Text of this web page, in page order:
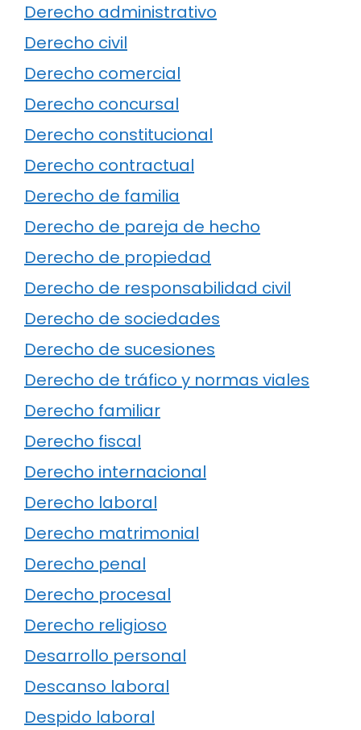
Derecho administrativo
Derecho civil
Derecho comercial
Derecho concursal
Derecho constitucional
Derecho contractual
Derecho de familia
Derecho de pareja de hecho
Derecho de propiedad
Derecho de responsabilidad civil
Derecho de sociedades
Derecho de sucesiones
Derecho de tráfico y normas viales
Derecho familiar
Derecho fiscal
Derecho internacional
Derecho laboral
Derecho matrimonial
Derecho penal
Derecho procesal
Derecho religioso
Desarrollo personal
Descanso laboral
Despido laboral